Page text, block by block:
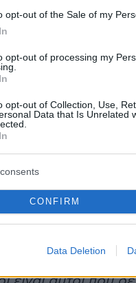
opt-out of the Sale of my
opt-out of processing my
opt-out of Collection, Use,
Data that Is Unrelated
CONFIRM
Data Deletion
σε αυτούς των
και σε αυτούς για
σε ενδιαφέρει το